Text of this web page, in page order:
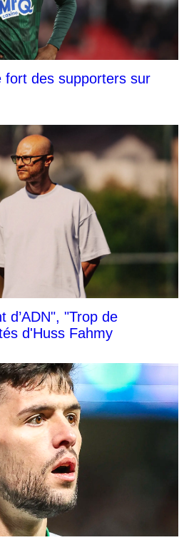
fort des supporters sur
d’ADN", "Trop de
d'Huss Fahmy